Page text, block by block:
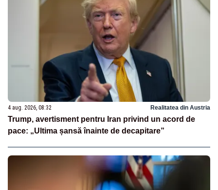
4 aug. 2026, 08:32 Realitatea din Austria
Trump, avertisment pentru Iran privind un acord de
pace: „Ultima șansă înainte de decapitare”